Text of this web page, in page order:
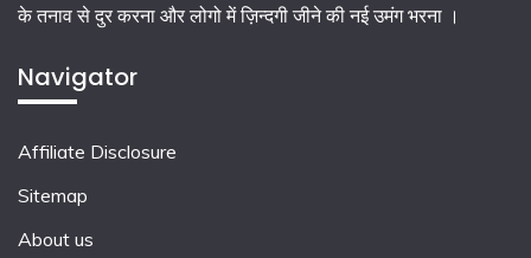
के तनाव से दुर करना और लोगो में ज़िन्दगी जीने की नई उमंग भरना ।
Navigator
Affiliate Disclosure
Sitemap
About us